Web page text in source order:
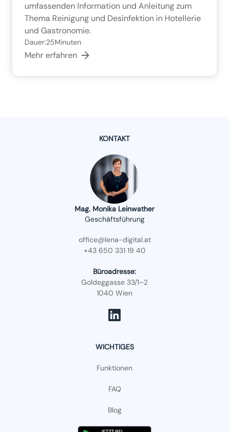
umfassenden Information und Anleitung zum
Thema Reinigung und Desinfektion in Hotellerie
und Gastronomie.
Dauer:25Minuten
Mehr erfahren
KONTAKT
Mag. Monika Leinwather
Geschäftsführung
office@lena-digital.at
+43 650 331 19 40
Büroadresse:
Goldeggasse 33/1–2
1040 Wien
WICHTIGES
Funktionen
FAQ
Blog